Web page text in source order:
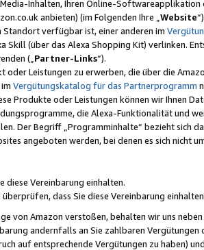
Inhalten, Ihren Online-
anbieten) (im Folgenden Ihre „ Website
Standort verfügbar ist, einer anderen im
Skill (über das Alexa Shopping Kit) verlinken.
(„ Partner-Links“).
oder Leistungen zu erwerben, die über die
Vergütungskatalog für das Partnerprogramm
Produkte oder Leistungen können wir Ihnen
die Alexa-Funktionalität und
Der Begriff „Programminhalte“ bezieht sich
angeboten werden, bei denen es sich nicht
diese Vereinbarung einhalten.
dass Sie diese Vereinbarung
von Amazon verstoßen, behalten wir uns
andernfalls an Sie zahlbaren
auf entsprechende Vergütungen zu haben)